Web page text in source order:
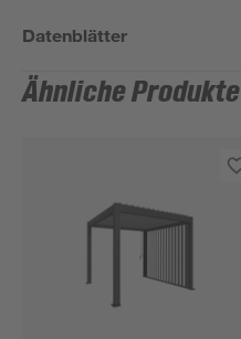
Datenblätter
Ähnliche Produkte